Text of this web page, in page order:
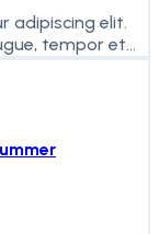
adipiscing elit.
tempor et